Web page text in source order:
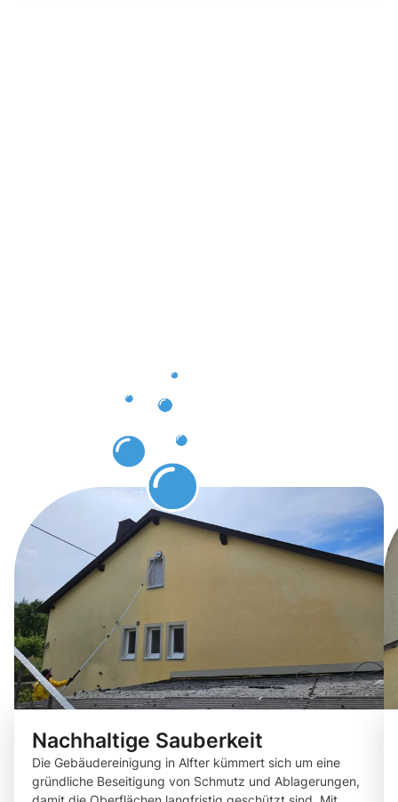
Nachhaltige Sauberkeit
Die Gebäudereinigung in Alfter kümmert sich um eine
gründliche Beseitigung von Schmutz und Ablagerungen,